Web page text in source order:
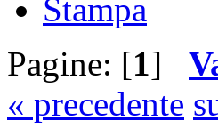
Stampa
Pagine: [1]
« precedente